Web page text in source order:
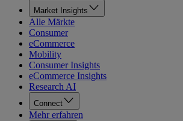
Market Insights
Alle Märkte
Consumer
eCommerce
Mobility
Consumer Insights
eCommerce Insights
Research AI
Connect
Mehr erfahren